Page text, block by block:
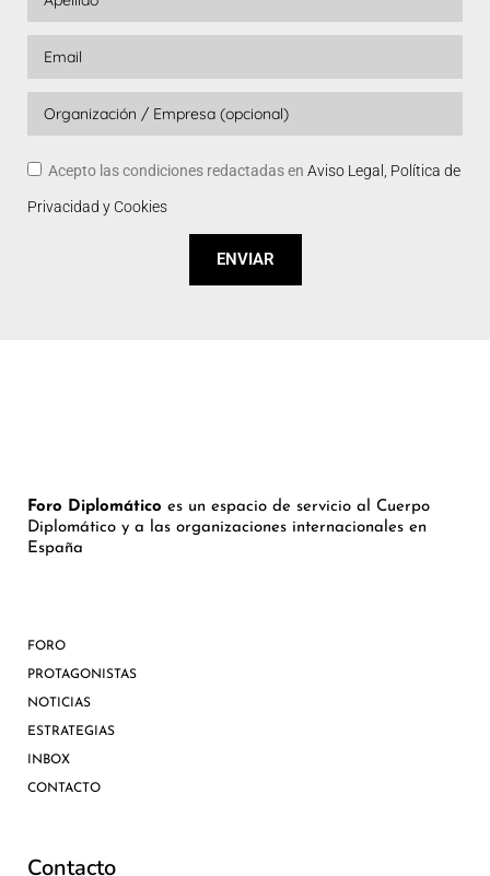
Acepto las condiciones redactadas en Aviso Legal, Política de
Privacidad y Cookies
ENVIAR
Foro Diplomático es un espacio de servicio al Cuerpo
Diplomático y a las organizaciones internacionales en
España
FORO
PROTAGONISTAS
NOTICIAS
ESTRATEGIAS
INBOX
CONTACTO
Contacto